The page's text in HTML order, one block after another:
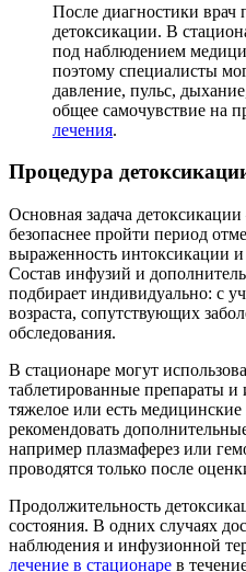
После диагностики врач
детоксикации. В
под наблюдением
поэтому специалисты
давление, пульс,
общее самочувствие на
лечения.
Процедура
Основная задача
безопаснее пройти период
выраженность интоксикации
Состав инфузий и
подбирает индивидуально: с
возраста, сопутствующих
обследования.
В стационаре могут
таблетированные препараты
тяжелое или есть
рекомендовать
например плазмаферез или
проводятся только после
Продолжительность
состояния. В одних случаях
наблюдения и инфузионной
лечение в стационаре в